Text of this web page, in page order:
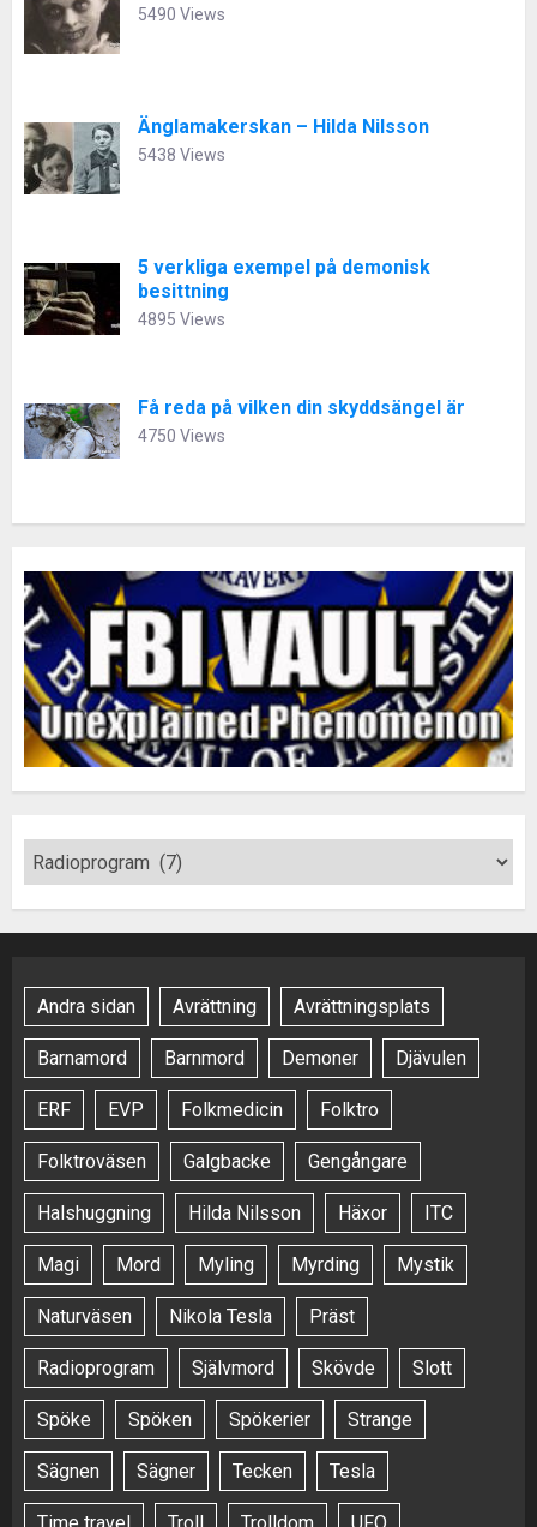
5490 Views
Änglamakerskan – Hilda Nilsson
5438 Views
5 verkliga exempel på demonisk
besittning
4895 Views
Få reda på vilken din skyddsängel är
4750 Views
Andra sidan Avrättning Avrättningsplats
Barnamord Barnmord Demoner Djävulen
ERF EVP Folkmedicin Folktro
Folktroväsen Galgbacke Gengångare
Halshuggning Hilda Nilsson Häxor ITC
Magi Mord Myling Myrding Mystik
Naturväsen Nikola Tesla Präst
Radioprogram Självmord Skövde Slott
Spöke Spöken Spökerier Strange
Sägnen Sägner Tecken Tesla
Time travel Troll Trolldom UFO